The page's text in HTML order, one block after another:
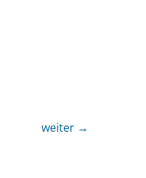
weiter →